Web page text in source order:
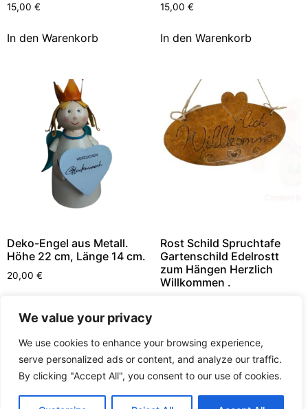
We value your privacy
We use cookies to enhance your browsing experience,
serve personalized ads or content, and analyze our traffic.
By clicking "Accept All", you consent to our use of cookies.
15,00 €
In den Warenkorb
15,00 €
In den Warenkorb
Deko-Engel aus Metall.
Höhe 22 cm, Länge 14 cm.
20,00 €
Rost Schild Spruchtafe
Gartenschild Edelrostt
zum Hängen Herzlich
Willkommen .
Traume im Garten